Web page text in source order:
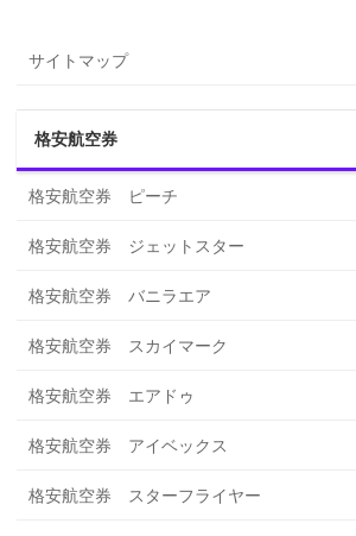
サイトマップ
格安航空券
格安航空券 ピーチ
格安航空券 ジェットスター
格安航空券 バニラエア
格安航空券 スカイマーク
格安航空券 エアドゥ
格安航空券 アイベックス
格安航空券 スターフライヤー